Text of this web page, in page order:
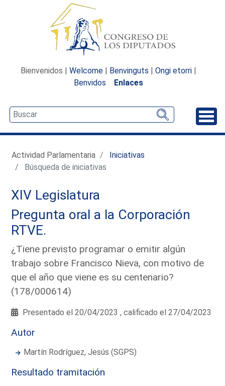
Bienvenidos | Welcome | Benvinguts | Ongi etorri |
Benvidos
Enlaces
Actividad Parlamentaria
Iniciativas
Búsqueda de iniciativas
XIV Legislatura
Pregunta oral a la Corporación
RTVE.
¿Tiene previsto programar o emitir algún
trabajo sobre Francisco Nieva, con motivo de
que el año que viene es su centenario?
(178/000614)
Presentado el 20/04/2023 , calificado el 27/04/2023
Autor
Martín Rodríguez, Jesús (SGPS)
Resultado tramitación